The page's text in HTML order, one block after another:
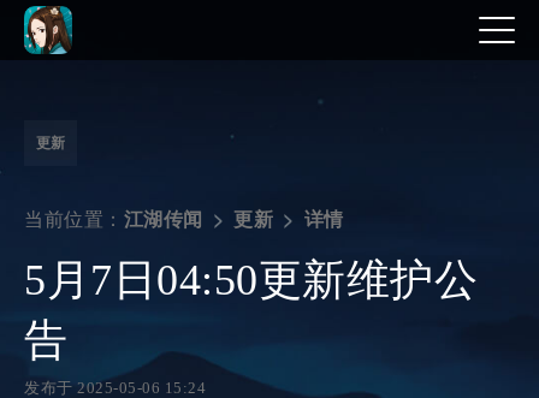
更新
当前位置： 江湖传闻 更新 详情
5月7日04:50更新维护公
告
发布于 2025-05-06 15:24